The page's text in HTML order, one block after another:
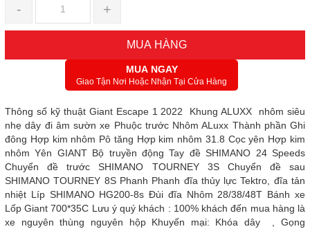
- +
MUA HÀNG
MUA NGAY
Giao Tận Nơi Hoặc Nhận Tại Cửa Hàng
Thông số kỹ thuật Giant Escape 1 2022 Khung ALUXX nhôm siêu
nhẹ dây đi âm sườn xe Phuộc trước Nhôm ALuxx Thành phần Ghi
đông Hợp kim nhôm Pô tăng Hợp kim nhôm 31.8 Cọc yên Hợp kim
nhôm Yên GIANT Bộ truyền động Tay đề SHIMANO 24 Speeds
Chuyển đề trước SHIMANO TOURNEY 3S Chuyển đề sau
SHIMANO TOURNEY 8S Phanh Phanh đĩa thủy lực Tektro, đĩa tản
nhiệt Líp SHIMANO HG200-8s Đùi đĩa Nhôm 28/38/48T Bánh xe
Lốp Giant 700*35C Lưu ý quý khách : 100% khách đến mua hàng là
xe nguyên thùng nguyên hộp Khuyến mại: Khóa dây , Gọng